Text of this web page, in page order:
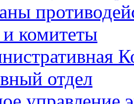
комитеты
отдел